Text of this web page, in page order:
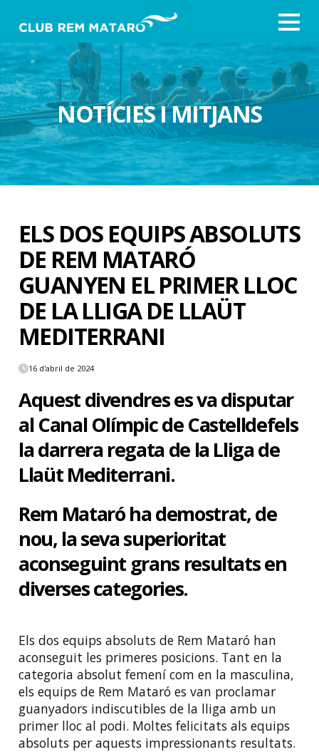
NOTÍCIES I MITJANS
ELS DOS EQUIPS ABSOLUTS
DE REM MATARÓ
GUANYEN EL PRIMER LLOC
DE LA LLIGA DE LLAÜT
MEDITERRANI
16 d'abril de 2024
Aquest divendres es va disputar
al Canal Olímpic de Castelldefels
la darrera regata de la Lliga de
Llaüt Mediterrani.
Rem Mataró ha demostrat, de
nou, la seva superioritat
aconseguint grans resultats en
diverses categories.
Els dos equips absoluts de Rem Mataró han
aconseguit les primeres posicions. Tant en la
categoria absolut femení com en la masculina,
els equips de Rem Mataró es van proclamar
guanyadors indiscutibles de la lliga amb un
primer lloc al podi. Moltes felicitats als equips
absoluts per aquests impressionants resultats.